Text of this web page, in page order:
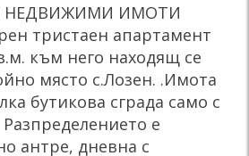
ИМОТИ
тристаен апартамент
към него находящ се
място с.Лозен. .Имота
бутикова сграда само с
е
антре, дневна с